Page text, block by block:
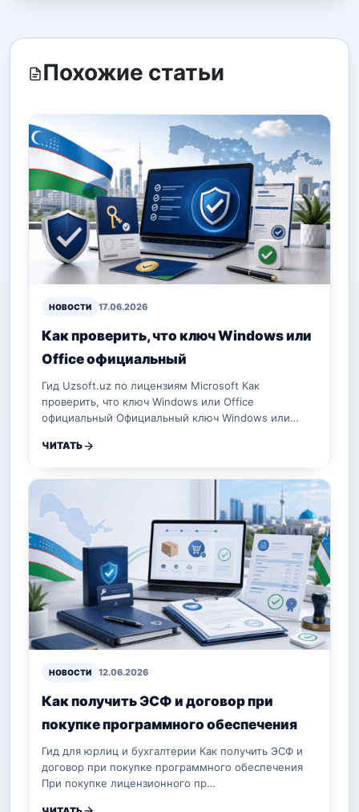
Похожие статьи
НОВОСТИ 17.06.2026
Как проверить, что ключ Windows или
Office официальный
Гид Uzsoft.uz по лицензиям Microsoft Как
проверить, что ключ Windows или Office
официальный Официальный ключ Windows или…
ЧИТАТЬ
НОВОСТИ 12.06.2026
Как получить ЭСФ и договор при
покупке программного обеспечения
Гид для юрлиц и бухгалтерии Как получить ЭСФ и
договор при покупке программного обеспечения
При покупке лицензионного пр…